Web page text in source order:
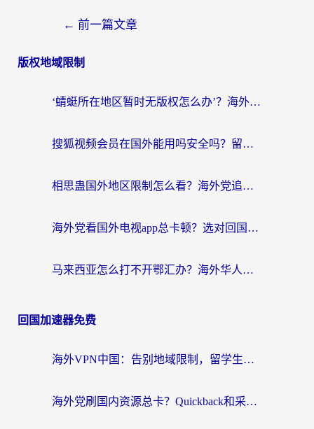
← 前一篇文章
版权地域限制
‘蜻蜓所在地区暂时无版权怎么办’？海外党看国内内容、办国内事的实用指南
搜狐视频会员在国外能用吗安全吗？留学生亲测有效的回国观影解决方案
相思蛊国外地区限制怎么看？海外党追剧听歌的终极解决方案
海外党看国外电视app总卡顿？选对回国加速器，追剧购物两不误
马来西亚怎么打不开鄂汇办？海外华人必备的回国加速指南，解决追剧、办事、阅读难题
回国加速器免费
海外VPN中国：告别地域限制，留学生与华人如何轻松刷国内剧、玩国服？
海外党刷国内资源总卡？Quickback和采集蜂好用吗？这篇指南帮你避坑